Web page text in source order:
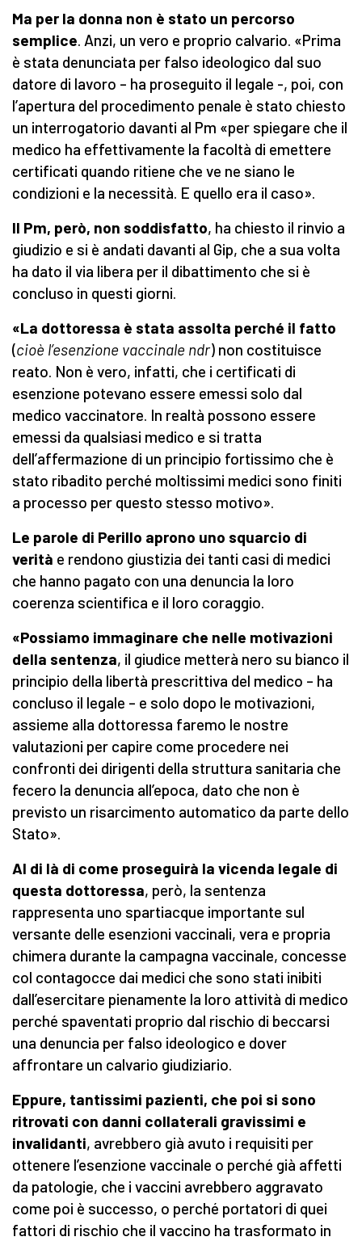
Ma per la donna non è stato un percorso
semplice. Anzi, un vero e proprio calvario. «Prima
è stata denunciata per falso ideologico dal suo
datore di lavoro – ha proseguito il legale -, poi, con
l’apertura del procedimento penale è stato chiesto
un interrogatorio davanti al Pm «per spiegare che il
medico ha effettivamente la facoltà di emettere
certificati quando ritiene che ve ne siano le
condizioni e la necessità. E quello era il caso».
Il Pm, però, non soddisfatto, ha chiesto il rinvio a
giudizio e si è andati davanti al Gip, che a sua volta
ha dato il via libera per il dibattimento che si è
concluso in questi giorni.
«La dottoressa è stata assolta perché il fatto
(cioè l’esenzione vaccinale ndr) non costituisce
reato. Non è vero, infatti, che i certificati di
esenzione potevano essere emessi solo dal
medico vaccinatore. In realtà possono essere
emessi da qualsiasi medico e si tratta
dell’affermazione di un principio fortissimo che è
stato ribadito perché moltissimi medici sono finiti
a processo per questo stesso motivo».
Le parole di Perillo aprono uno squarcio di
verità e rendono giustizia dei tanti casi di medici
che hanno pagato con una denuncia la loro
coerenza scientifica e il loro coraggio.
«Possiamo immaginare che nelle motivazioni
della sentenza, il giudice metterà nero su bianco il
principio della libertà prescrittiva del medico – ha
concluso il legale – e solo dopo le motivazioni,
assieme alla dottoressa faremo le nostre
valutazioni per capire come procedere nei
confronti dei dirigenti della struttura sanitaria che
fecero la denuncia all’epoca, dato che non è
previsto un risarcimento automatico da parte dello
Stato».
Al di là di come proseguirà la vicenda legale di
questa dottoressa, però, la sentenza
rappresenta uno spartiacque importante sul
versante delle esenzioni vaccinali, vera e propria
chimera durante la campagna vaccinale, concesse
col contagocce dai medici che sono stati inibiti
dall’esercitare pienamente la loro attività di medico
perché spaventati proprio dal rischio di beccarsi
una denuncia per falso ideologico e dover
affrontare un calvario giudiziario.
Eppure, tantissimi pazienti, che poi si sono
ritrovati con danni collaterali gravissimi e
invalidanti, avrebbero già avuto i requisiti per
ottenere l’esenzione vaccinale o perché già affetti
da patologie, che i vaccini avrebbero aggravato
come poi è successo, o perché portatori di quei
fattori di rischio che il vaccino ha trasformato in